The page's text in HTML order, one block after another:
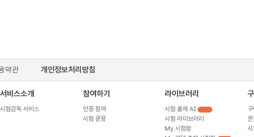
약관 개인정보처리방침
서비스소개
시험감독 서비스
참여하기
인증 참여
시험 광장
라이브러리
시험 출제 AI
시험 라이브러리
My 시험함
구
문
시